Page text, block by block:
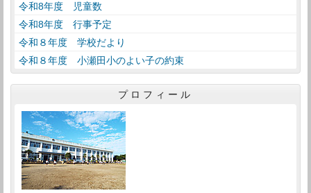
令和8年度 児童数
令和8年度 行事予定
令和８年度 学校だより
令和８年度 小瀬田小のよい子の約束
プロフィール